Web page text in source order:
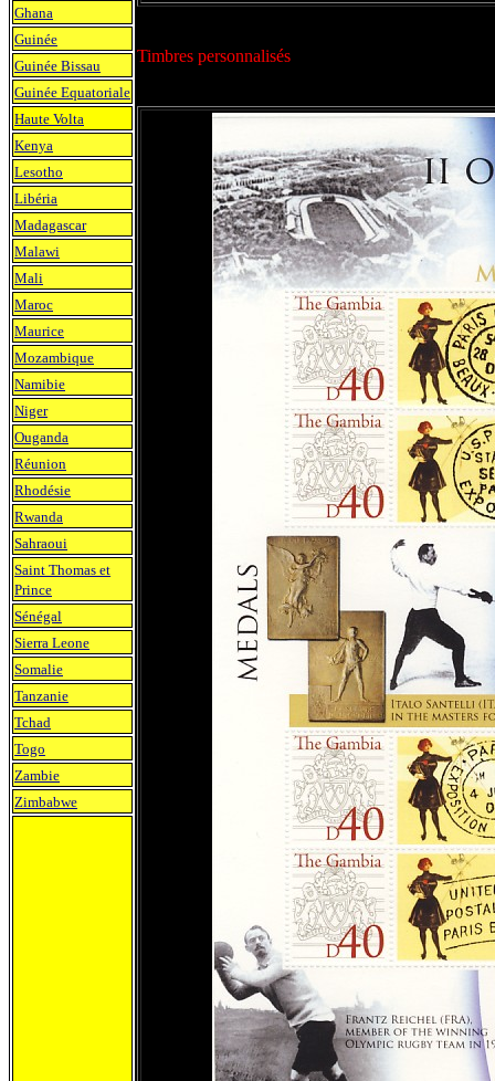
Timbres personnalisés
Ghana
Guinée
Guinée Bissau
Guinée Equatoriale
Haute Volta
Kenya
Lesotho
Libéria
Madagascar
Malawi
Mali
Maroc
Maurice
Mozambique
Namibie
Niger
Ouganda
Réunion
Rhodésie
Rwanda
Sahraoui
Saint Thomas et
Prince
Sénégal
Sierra Leone
Somalie
Tanzanie
Tchad
Togo
Zambie
Zimbabwe